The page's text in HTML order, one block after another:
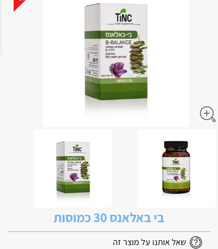
בי באלאנס 30 כמוסות
שאל אותנו על מוצר זה